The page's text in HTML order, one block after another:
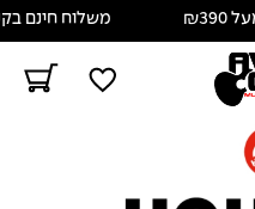
משלוח חינם בקנייה